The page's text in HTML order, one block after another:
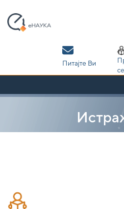
navigation
Питајте Ви
се